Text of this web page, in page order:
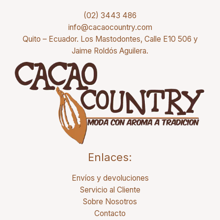
(02) 3443 486
info@cacaocountry.com
Quito – Ecuador. Los Mastodontes, Calle E10 506 y
Jaime Roldós Aguilera.
Enlaces:
Envíos y devoluciones
Servicio al Cliente
Sobre Nosotros
Contacto